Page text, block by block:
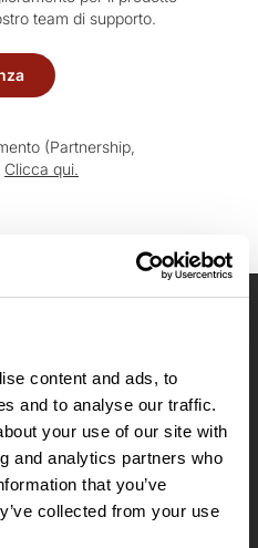
content and ads, to
and to analyse our traffic.
your use of our site with
and analytics partners who
that you’ve
collected from your use
team di supporto.
(Partnership,
Clicca qui.